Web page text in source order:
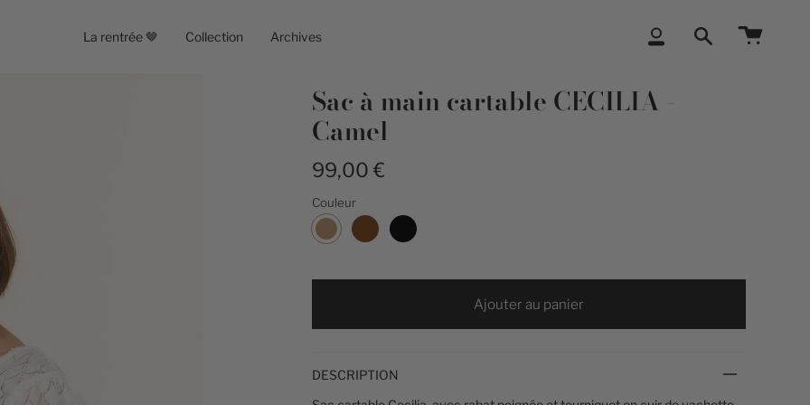
La rentrée 🤎 Collection Archives Compte Recherche
Sac à main cartable CECILIA -
Camel
99,00 €
Couleur
Camel
Ajouter au panier
DESCRIPTION